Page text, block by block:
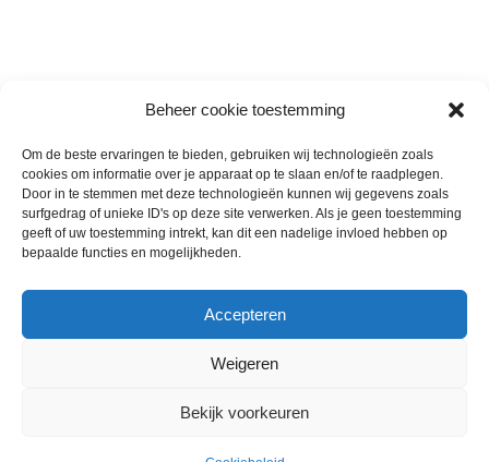
Beheer cookie toestemming
Om de beste ervaringen te bieden, gebruiken wij technologieën zoals
cookies om informatie over je apparaat op te slaan en/of te raadplegen.
Door in te stemmen met deze technologieën kunnen wij gegevens zoals
surfgedrag of unieke ID's op deze site verwerken. Als je geen toestemming
geeft of uw toestemming intrekt, kan dit een nadelige invloed hebben op
bepaalde functies en mogelijkheden.
Accepteren
Weigeren
Bekijk voorkeuren
Wie zijn wij
Contact met onze inkoop
Klantenservice
Annuleer & Retourbeleid
Horeca-Groothandel
Wij gebruiken cookies om uw ervaring op onze